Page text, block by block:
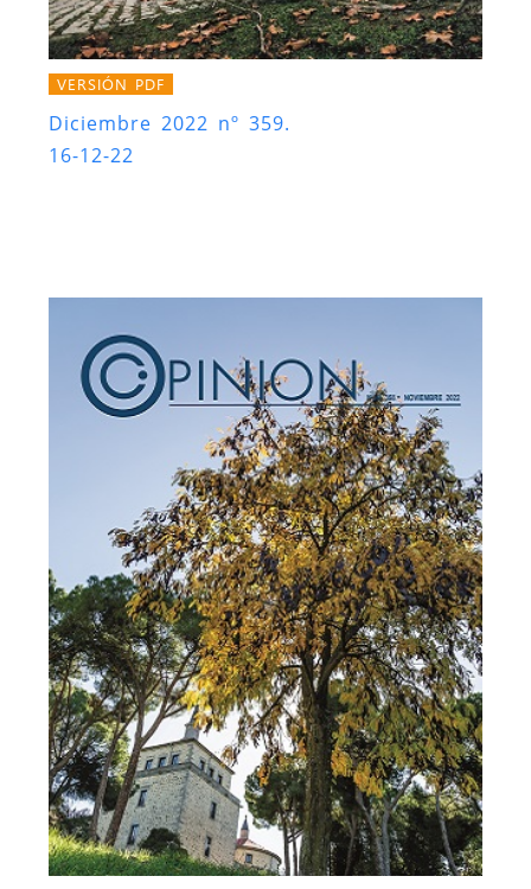
VERSIÓN PDF
Diciembre 2022 nº 359.
16-12-22